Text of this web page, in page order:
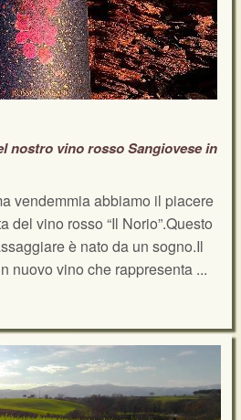
nostro vino rosso Sangiovese in
vendemmia abbiamo il piacere
del vino rosso “Il Norio”.Questo
è nato da un sogno.Il
nuovo vino che rappresenta ...